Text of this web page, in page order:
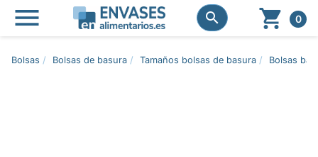
 
  0
Bolsas Bolsas de basura Tamaños bolsas de basura Bolsas